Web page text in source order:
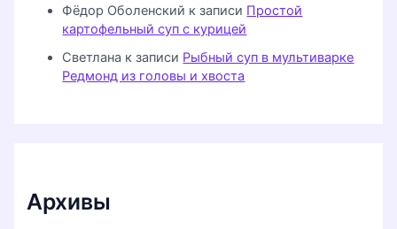
Фёдор Оболенский к записи Простой
картофельный суп с курицей
Светлана к записи Рыбный суп в мультиварке
Редмонд из головы и хвоста
Архивы